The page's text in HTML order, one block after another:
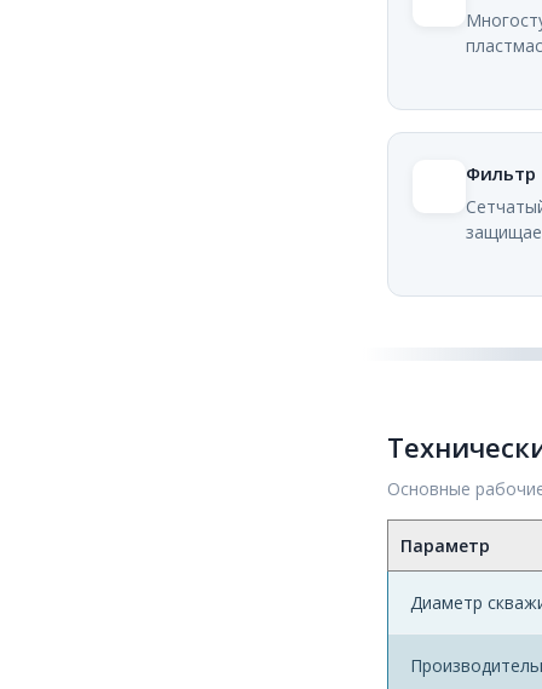
Фильтр
Основные
Параметр
Диаметр